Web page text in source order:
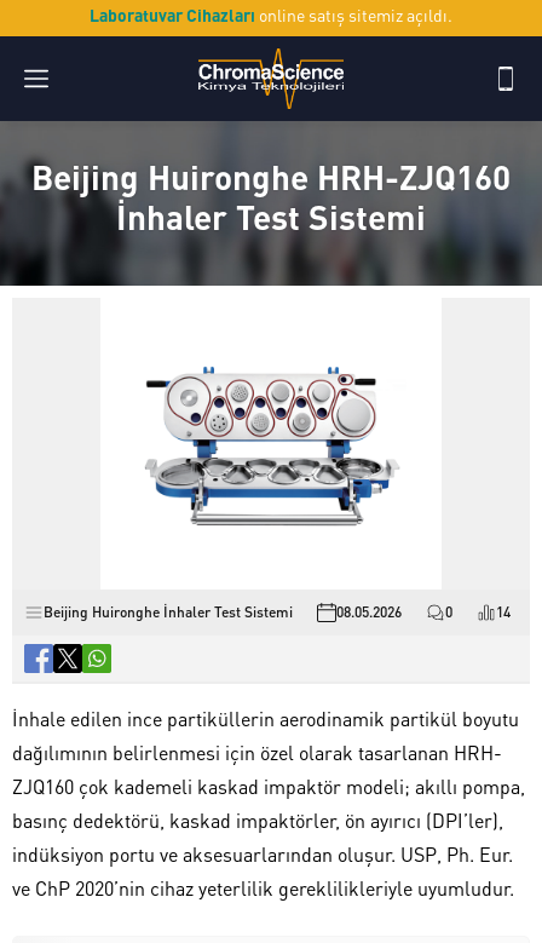
Laboratuvar Cihazları online satış sitemiz açıldı.
Beijing Huironghe HRH-ZJQ160
İnhaler Test Sistemi
Beijing Huironghe İnhaler Test Sistemi 08.05.2026 0 14
İnhale edilen ince partiküllerin aerodinamik partikül boyutu
dağılımının belirlenmesi için özel olarak tasarlanan HRH-
ZJQ160 çok kademeli kaskad impaktör modeli; akıllı pompa,
basınç dedektörü, kaskad impaktörler, ön ayırıcı (DPI’ler),
indüksiyon portu ve aksesuarlarından oluşur. USP, Ph. Eur.
ve ChP 2020’nin cihaz yeterlilik gereklilikleriyle uyumludur.